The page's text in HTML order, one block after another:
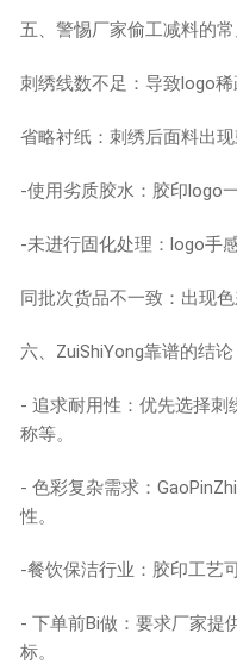
五、警惕厂家偷工减料的
刺绣线数不足：导致logo稀
省略衬纸：刺绣后面料出现
-使用劣质胶水：胶印logo
-未进行固化处理：logo手
同批次货品不一致：出现色
六、ZuiShiYong靠谱的结论
- 追求耐用性：优先选择刺
称等。
- 色彩复杂需求：
性。
-餐饮保洁行业：胶印工艺
- 下单前Bi做：要求厂家提
标。